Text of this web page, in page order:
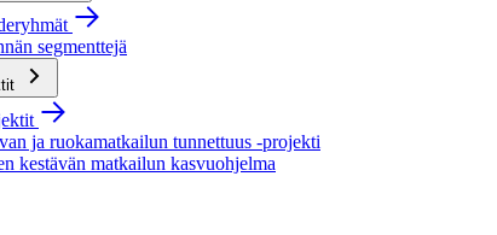
segmenttejä
ja ruokamatkailun tunnettuus -projekti
kestävän matkailun kasvuohjelma